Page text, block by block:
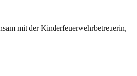
mit der Kinderfeuerwehrbetreuerin,